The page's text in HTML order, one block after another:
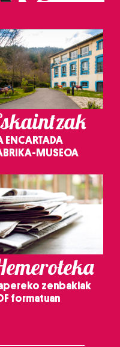
aurka nola egin
moduari
zure lehentasunak
edo ken dezakezu
hirugarrenen cookie-
teknologiaz
gero, teknologia hori
diguzu.Gehiago
ENCARTADA
MUSEOA
zenbakiak
formatuan